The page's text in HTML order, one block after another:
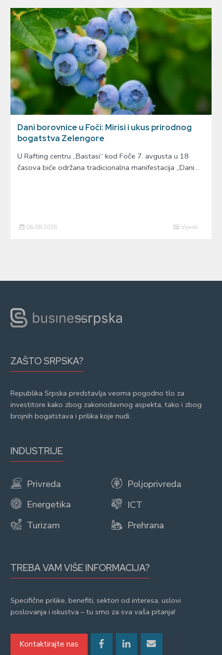
Dani borovnice u Foči: Mirisi i ukus prirodnog
bogatstva Zelengore
U Rafting centru „Bastasi“ kod Foče 7. avgusta u 18
časova biće održana tradicionalna manifestacija „Dani…
06.08.2026 Vijesti
ZAŠTO SRPSKA?
Republika Srpska predstavlja veoma pogodno tlo za
investitore kako zbog zakonodavnog aspekta, tako i zbog
brojnih bogatstava i prilika koje nudi.
INDUSTRIJE
Privreda
Energetika
Turizam
Poljoprivreda
ICT
Prehrana
TREBA VAM VIŠE INFORMACIJA?
Specifične prilike, benefiti, sektori od interesa, uslovi
poslovanja i iskustva – tu smo za sva vaša pitanja!
Kontaktirajte nas